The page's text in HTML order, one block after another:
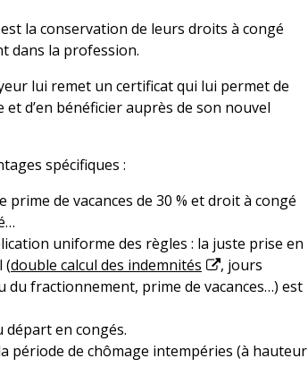
la conservation de leurs droits à congé
dans la profession.
lui remet un certificat qui lui permet de
d’en bénéficier auprès de son nouvel
spécifiques :
de vacances de 30 % et droit à congé
uniforme des règles : la juste prise en
(double calcul des indemnités
, jours
du fractionnement, prime de vacances…) est
départ en congés.
période de chômage intempéries (à hauteur